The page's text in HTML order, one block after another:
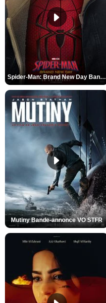
Spider-Man: Brand New Day Bande-annonce VO STFR
Mutiny Bande-annonce VO STFR